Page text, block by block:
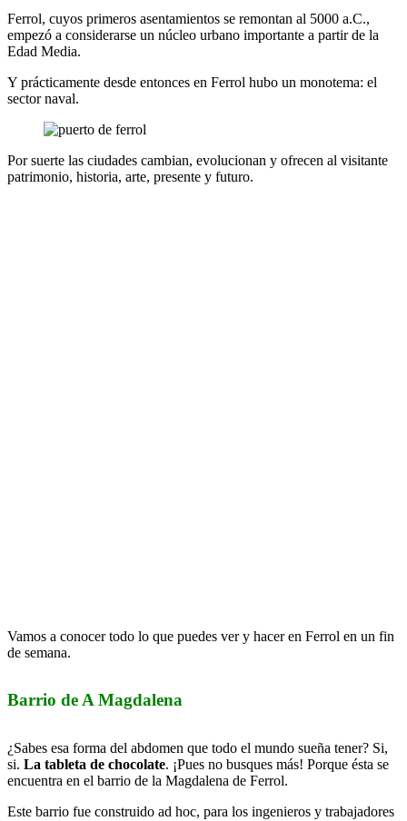
Ferrol, cuyos primeros asentamientos se remontan al 5000 a.C.,
empezó a considerarse un núcleo urbano importante a partir de la
Edad Media.
Y prácticamente desde entonces en Ferrol hubo un monotema: el
sector naval.
Por suerte las ciudades cambian, evolucionan y ofrecen al visitante
patrimonio, historia, arte, presente y futuro.
Vamos a conocer todo lo que puedes ver y hacer en Ferrol en un fin
de semana.
Barrio de A Magdalena
¿Sabes esa forma del abdomen que todo el mundo sueña tener? Si,
si. La tableta de chocolate. ¡Pues no busques más! Porque ésta se
encuentra en el barrio de la Magdalena de Ferrol.
Este barrio fue construido ad hoc, para los ingenieros y trabajadores